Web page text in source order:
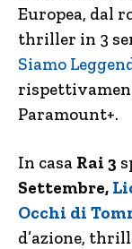
Europea, dal
thriller in 3
Siamo
Paramount+.
In casa Rai 3
Settembre,
Occhi di
d’azione,